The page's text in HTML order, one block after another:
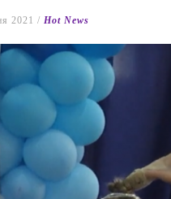
2021 /Hot News